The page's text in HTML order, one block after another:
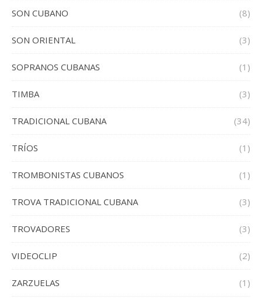
SON CUBANO (8)
SON ORIENTAL (3)
SOPRANOS CUBANAS (1)
TIMBA (3)
TRADICIONAL CUBANA (34)
TRÍOS (1)
TROMBONISTAS CUBANOS (1)
TROVA TRADICIONAL CUBANA (3)
TROVADORES (3)
VIDEOCLIP (2)
ZARZUELAS (1)